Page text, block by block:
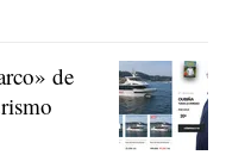
de